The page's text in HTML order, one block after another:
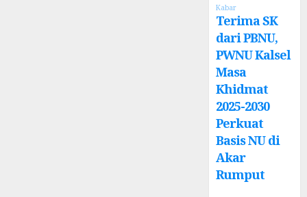
Kabar
Terima SK
dari PBNU,
PWNU Kalsel
Masa
Khidmat
2025-2030
Perkuat
Basis NU di
Akar
Rumput